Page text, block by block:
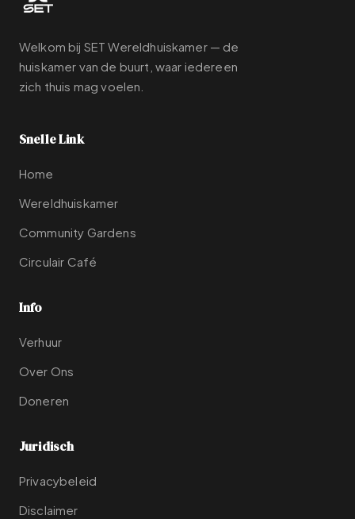
Welkom bij SET Wereldhuiskamer — de
huiskamer van de buurt, waar iedereen
zich thuis mag voelen.
Snelle Link
Home
Wereldhuiskamer
Community Gardens
Circulair Café
Info
Verhuur
Over Ons
Doneren
Juridisch
Privacybeleid
Disclaimer